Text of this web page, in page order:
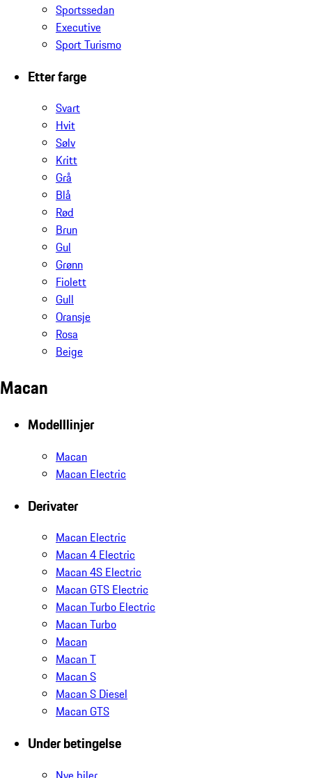
Sportssedan
Executive
Sport Turismo
Etter farge
Svart
Hvit
Sølv
Kritt
Grå
Blå
Rød
Brun
Gul
Grønn
Fiolett
Gull
Oransje
Rosa
Beige
Macan
Modelllinjer
Macan
Macan Electric
Derivater
Macan Electric
Macan 4 Electric
Macan 4S Electric
Macan GTS Electric
Macan Turbo Electric
Macan Turbo
Macan
Macan T
Macan S
Macan S Diesel
Macan GTS
Under betingelse